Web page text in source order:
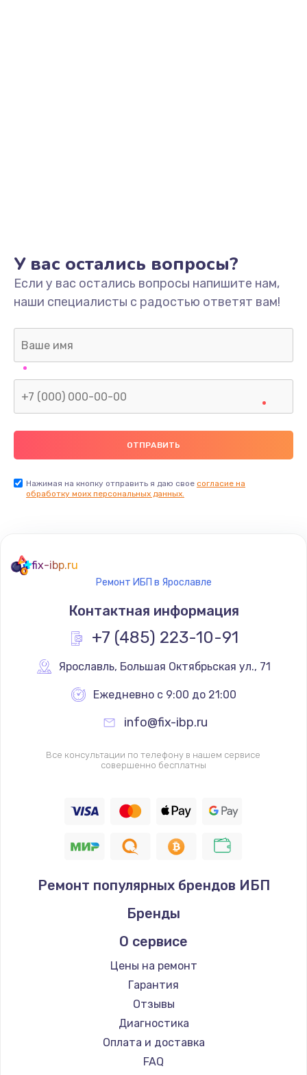
У вас остались вопросы?
Если у вас остались вопросы напишите нам,
наши специалисты с радостью ответят вам!
Нажимая на кнопку отправить я даю свое согласие на
обработку моих персональных данных.
fix-ibp.ru
Ремонт ИБП в Ярославле
Контактная информация
+7 (485) 223-10-91
Ярославль, Большая Октябрьская ул., 71
Ежедневно с 9:00 до 21:00
info@fix-ibp.ru
Все консультации по телефону в нашем сервисе
совершенно бесплатны
Ремонт популярных брендов ИБП
Бренды
О сервисе
Цены на ремонт
Гарантия
Отзывы
Диагностика
Оплата и доставка
FAQ